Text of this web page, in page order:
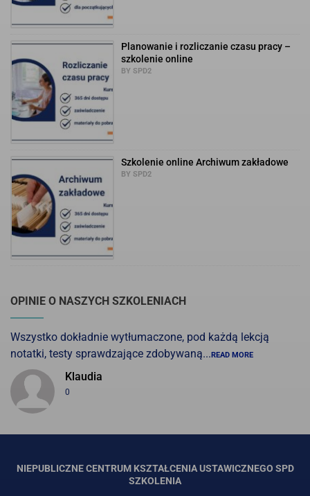
Planowanie i rozliczanie czasu pracy –
szkolenie online
BY SPD2
Szkolenie online Archiwum zakładowe
BY SPD2
OPINIE O NASZYCH SZKOLENIACH
Wszystko dokładnie wytłumaczone, pod każdą lekcją
notatki, testy sprawdzające zdobywaną...READ MORE
Klaudia
0
NIEPUBLICZNE CENTRUM KSZTAŁCENIA USTAWICZNEGO SPD
SZKOLENIA